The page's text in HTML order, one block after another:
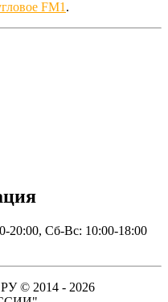
FM1 .
20:00, Сб-Вс: 10:00-18:00
© 2014 - 2026